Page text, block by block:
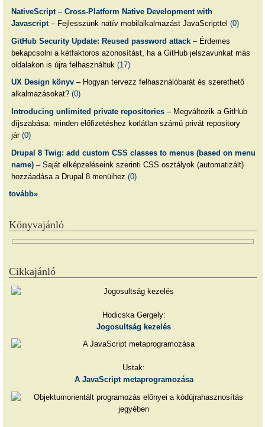
NativeScript – Cross-Platform Native Development with
Javascript– Fejlesszünk natív mobilalkalmazást JavaScripttel (0)
GitHub Security Update: Reused password attack– Érdemes
bekapcsolni a kétfaktoros azonosítást, ha a GitHub jelszavunkat más
oldalakon is újra felhasználtuk (17)
UX Design könyv– Hogyan tervezz felhasználóbarát és szerethető
alkalmazásokat? (0)
Introducing unlimited private repositories– Megváltozik a GitHub
díjszabása: minden előfizetéshez korlátlan számú privát repository
jár (0)
Drupal 8 Twig: add custom CSS classes to menus (based on menu
name)– Saját elképzeléseink szerinti CSS osztályok (automatizált)
hozzáadása a Drupal 8 menüihez (0)
tovább»
Könyvajánló
Cikkajánló
Hodicska Gergely:
Jogosultság kezelés
Ustak:
A JavaScript metaprogramozása